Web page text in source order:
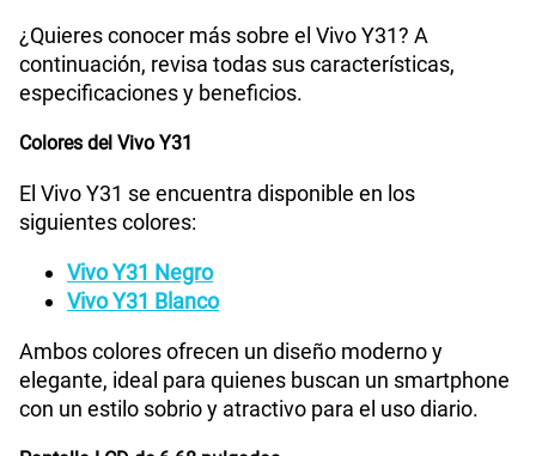
Paga solo
Paga solo
Paga solo
¿Quieres conocer más sobre el Vivo Y31? A
continuación, revisa todas sus características,
especificaciones y beneficios.
Colores del Vivo Y31
El Vivo Y31 se encuentra disponible en los
siguientes colores:
Vivo Y31 Negro
Vivo Y31 Blanco
Ambos colores ofrecen un diseño moderno y
elegante, ideal para quienes buscan un smartphone
con un estilo sobrio y atractivo para el uso diario.